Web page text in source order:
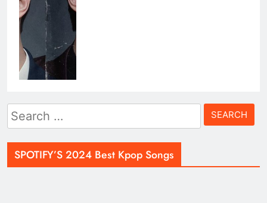
Search
for:
SPOTIFY’S 2024 Best Kpop Songs